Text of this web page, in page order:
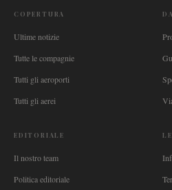
COPERTURA
Ultime notizie
Tutte le compagnie
Tutti gli aeroporti
Tutti gli aerei
EDITORIALE
Il nostro team
Politica editoriale